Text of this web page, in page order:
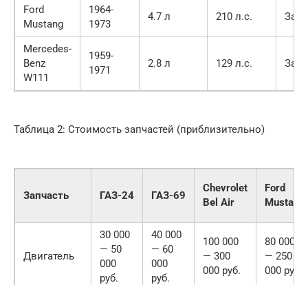
Ford
Mustang
1964-
1973
4.7 л 210 л.с.
Mercedes-
Benz
W111
1959-
1971
2.8 л 129 л.с.
Таблица 2: Стоимость запчастей (приблизительно)
Запчасть ГАЗ-24 ГАЗ-69
Chevrolet
Bel Air
Ford
Mustang
Двигатель
30 000
— 50
000
руб.
40 000
— 60
000
руб.
100 000
— 300
000 руб.
80 000
— 250
000 руб.